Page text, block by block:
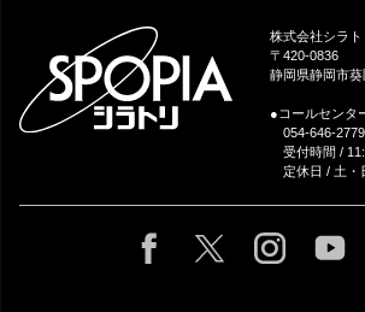
株式会社シラト
〒420-0836
静岡県静岡市
●コールセンタ
054-646-2779
受付時間 /
定休日 / 土・